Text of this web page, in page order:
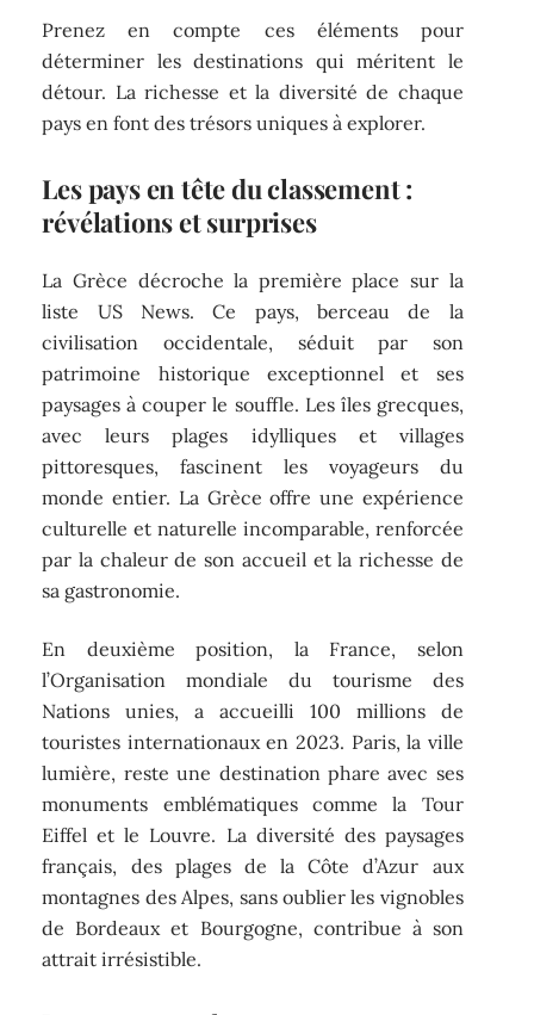
Prenez en compte ces éléments pour
déterminer les destinations qui méritent le
détour. La richesse et la diversité de chaque
pays en font des trésors uniques à explorer.
Les pays en tête du classement :
révélations et surprises
La Grèce décroche la première place sur la
liste US News. Ce pays, berceau de la
civilisation occidentale, séduit par son
patrimoine historique exceptionnel et ses
paysages à couper le souffle. Les îles grecques,
avec leurs plages idylliques et villages
pittoresques, fascinent les voyageurs du
monde entier. La Grèce offre une expérience
culturelle et naturelle incomparable, renforcée
par la chaleur de son accueil et la richesse de
sa gastronomie.
En deuxième position, la France, selon
l’Organisation mondiale du tourisme des
Nations unies, a accueilli 100 millions de
touristes internationaux en 2023. Paris, la ville
lumière, reste une destination phare avec ses
monuments emblématiques comme la Tour
Eiffel et le Louvre. La diversité des paysages
français, des plages de la Côte d’Azur aux
montagnes des Alpes, sans oublier les vignobles
de Bordeaux et Bourgogne, contribue à son
attrait irrésistible.